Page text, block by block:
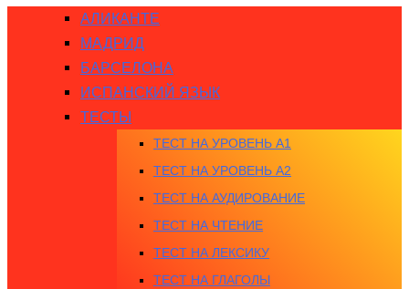
АЛИКАНТЕ
МАДРИД
БАРСЕЛОНА
ИСПАНСКИЙ ЯЗЫК
ТЕСТЫ
ТЕСТ НА УРОВЕНЬ A1
ТЕСТ НА УРОВЕНЬ A2
ТЕСТ НА АУДИРОВАНИЕ
ТЕСТ НА ЧТЕНИЕ
ТЕСТ НА ЛЕКСИКУ
ТЕСТ НА ГЛАГОЛЫ